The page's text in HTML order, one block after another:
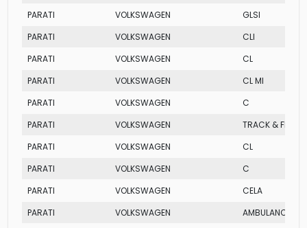
PARATI
VOLKSWAGEN
GLSI
PARATI
VOLKSWAGEN
CLI
PARATI
VOLKSWAGEN
CL
PARATI
VOLKSWAGEN
CL MI
PARATI
VOLKSWAGEN
C
PARATI
VOLKSWAGEN
TRACK & FIELD
PARATI
VOLKSWAGEN
CL
PARATI
VOLKSWAGEN
C
PARATI
VOLKSWAGEN
CELA
PARATI
VOLKSWAGEN
AMBULANCIA